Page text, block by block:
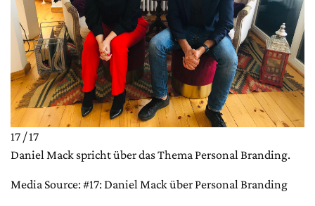
17 / 17
Daniel Mack spricht über das Thema Personal Branding.
Media Source: #17: Daniel Mack über Personal Branding